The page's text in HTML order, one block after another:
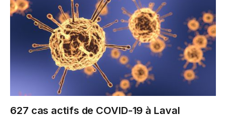
627 cas actifs de COVID-19 à Laval